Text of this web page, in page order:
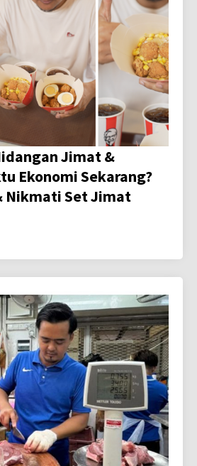
Jimat &
Ekonomi Sekarang?
Nikmati Set Jimat